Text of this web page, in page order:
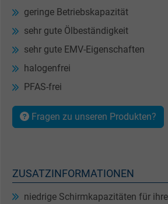
geringe Betriebskapazität
sehr gute Ölbeständigkeit
sehr gute EMV-Eigenschaften
halogenfrei
PFAS-frei
Fragen zu unseren Produkten?
ZUSATZINFORMATIONEN
niedrige Schirmkapazitäten für ihre